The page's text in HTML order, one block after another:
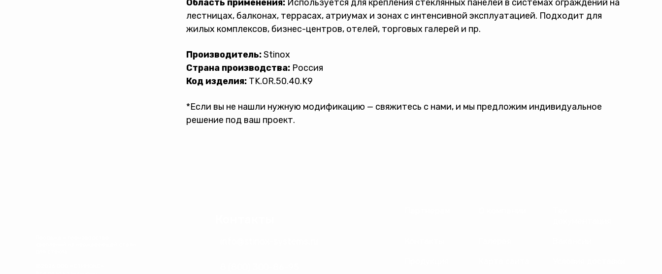
Область применения: Используется для крепления стеклянных панелей в системах ограждений на
лестницах, балконах, террасах, атриумах и зонах с интенсивной эксплуатацией. Подходит для
жилых комплексов, бизнес-центров, отелей, торговых галерей и пр.
Производитель:Stinox
Страна производства: Россия
Код изделия: TK.OR.50.40.K9
*Если вы не нашли нужную модификацию — свяжитесь с нами, и мы предложим индивидуальное
решение под ваш проект.